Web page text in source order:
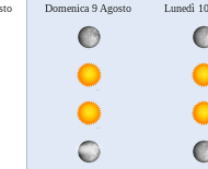
Domenica 9 Agosto Lunedì